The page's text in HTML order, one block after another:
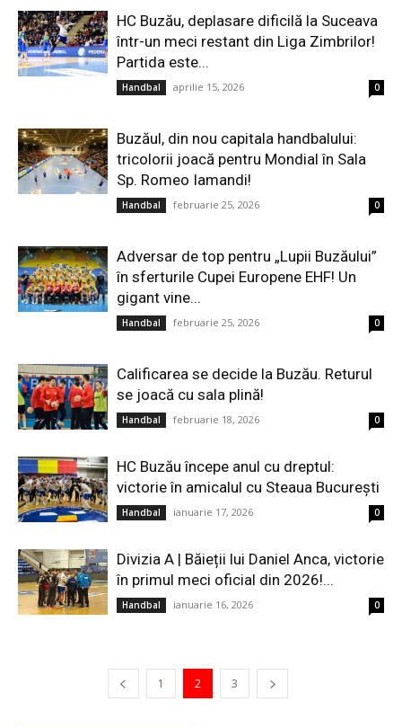
HC Buzău, deplasare dificilă la Suceava
într-un meci restant din Liga Zimbrilor!
Partida este...
Handbal aprilie 15, 2026 0
Buzăul, din nou capitala handbalului:
tricolorii joacă pentru Mondial în Sala
Sp. Romeo Iamandi!
Handbal februarie 25, 2026 0
Adversar de top pentru „Lupii Buzăului”
în sferturile Cupei Europene EHF! Un
gigant vine...
Handbal februarie 25, 2026 0
Calificarea se decide la Buzău. Returul
se joacă cu sala plină!
Handbal februarie 18, 2026 0
HC Buzău începe anul cu dreptul:
victorie în amicalul cu Steaua București
Handbal ianuarie 17, 2026 0
Divizia A | Băieții lui Daniel Anca, victorie
în primul meci oficial din 2026!...
Handbal ianuarie 16, 2026 0
1 2 3